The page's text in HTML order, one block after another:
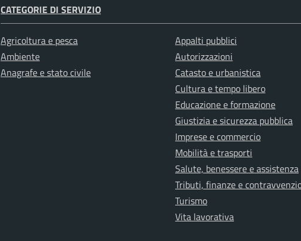
completamento del sito, chiedere informazioni
necessitano di risposta specifica, fruire di
In tutti questi casi è presente apposita
Finalità, modalità e base giuridica del
Come dichiarato nelle specifiche informative
i dati vengono raccolti:
per poter erogare il servizio richiesto
per prendere contatto con l’utente in caso di
I dati raccolti NON sono mai utilizzati per
specifica informativa.
CATEGORIE DI SERVIZIO
Agricoltura e pesca
Ambiente
Anagrafe e stato civile
Appalti pubblici
Autorizzazioni
Catasto e urbanistica
Cultura e tempo libero
Educazione e formazione
Giustizia e sicurezza pubblica
Imprese e commercio
Mobilità e trasporti
Salute, benessere e assistenza
Tributi, finanze e
Turismo
Vita lavorativa